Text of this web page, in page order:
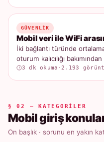
GÜVENLIK
Mobil veri ile WiFi
İki bağlantı türünde
oturum kalıcılığı
3 dk okuma ·2.193
§ 02 — KATEGORILER
Mobil giriş
On başlık · sorunu en yakın